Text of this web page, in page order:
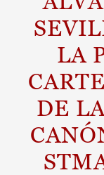
LA
DE